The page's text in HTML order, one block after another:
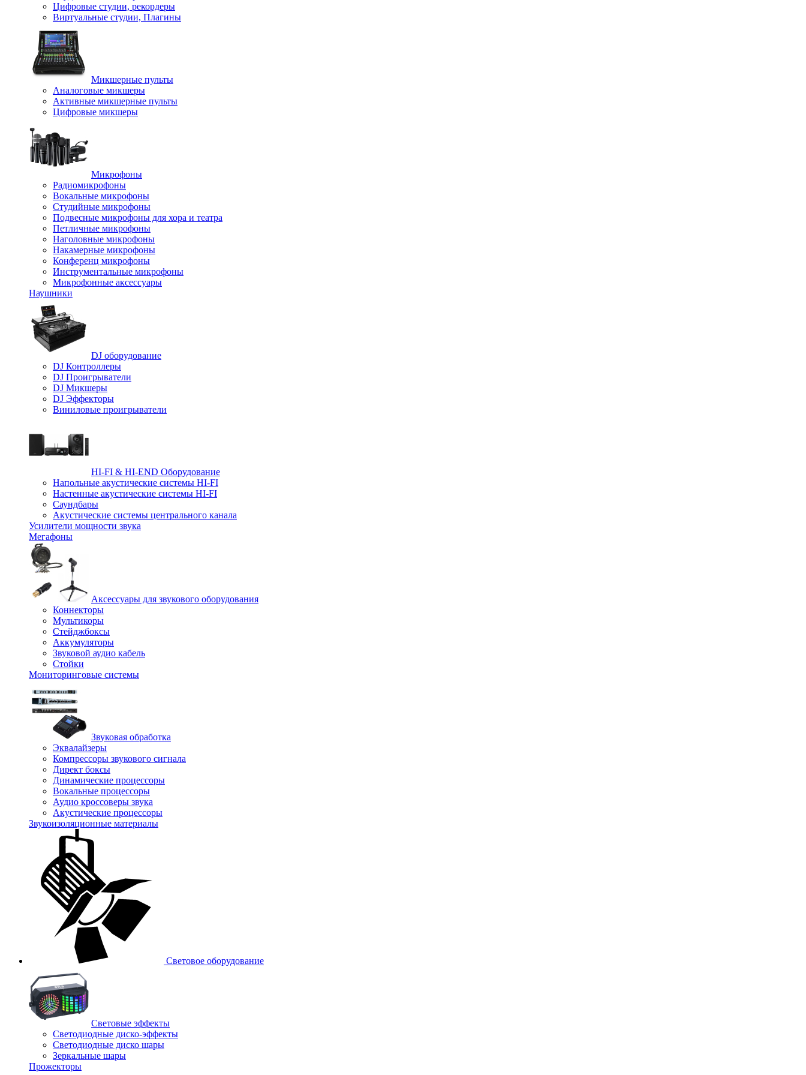
Цифровые студии, рекордеры
Виртуальные студии, Плагины
Микшерные пульты
Аналоговые микшеры
Активные микшерные пульты
Цифровые микшеры
Микрофоны
Радиомикрофоны
Вокальные микрофоны
Студийные микрофоны
Подвесные микрофоны для хора и театра
Петличные микрофоны
Наголовные микрофоны
Накамерные микрофоны
Конференц микрофоны
Инструментальные микрофоны
Микрофонные аксессуары
Наушники
DJ оборудование
DJ Контроллеры
DJ Проигрыватели
DJ Микшеры
DJ Эффекторы
Виниловые проигрыватели
HI-FI & HI-END Оборудование
Напольные акустические системы HI-FI
Настенные акустические системы HI-FI
Саундбары
Акустические системы центрального канала
Усилители мощности звука
Мегафоны
Аксессуары для звукового оборудования
Коннекторы
Мультикоры
Стейджбоксы
Аккумуляторы
Звуковой аудио кабель
Стойки
Мониторинговые системы
Звуковая обработка
Эквалайзеры
Компрессоры звукового сигнала
Директ боксы
Динамические процессоры
Вокальные процессоры
Аудио кроссоверы звука
Акустические процессоры
Звукоизоляционные материалы
Световое оборудование
Световые эффекты
Светодиодные диско-эффекты
Светодиодные диско шары
Зеркальные шары
Прожекторы